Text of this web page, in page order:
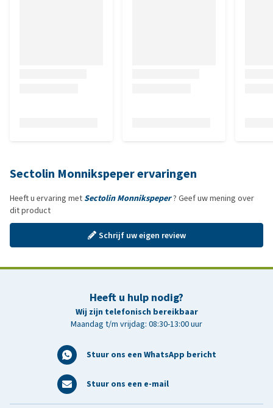
Sectolin Monnikspeper ervaringen
Heeft u ervaring met Sectolin Monnikspeper? Geef uw mening over
dit product
Schrijf uw eigen review
Heeft u hulp nodig?
Wij zijn telefonisch bereikbaar
Maandag t/m vrijdag: 08:30-13:00 uur
Stuur ons een WhatsApp bericht
Stuur ons een e-mail